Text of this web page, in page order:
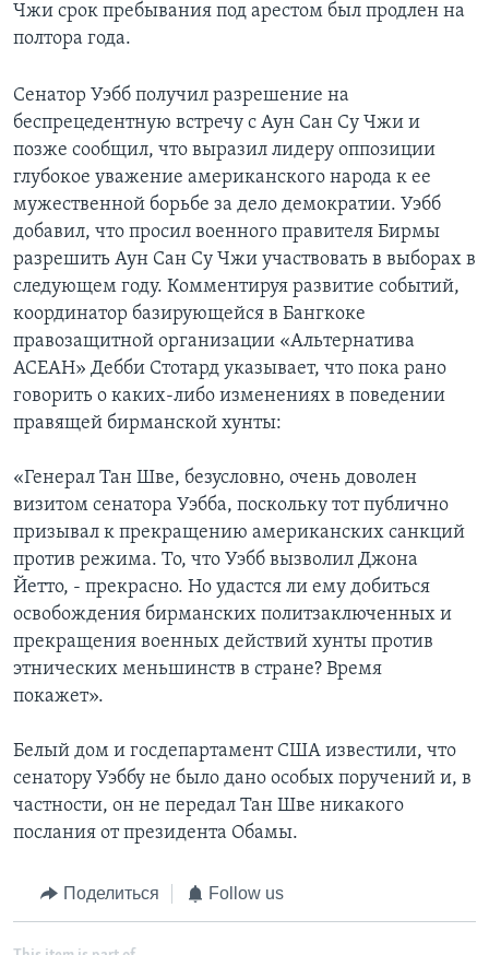
Чжи срок пребывания под арестом был продлен на
полтора года.
Сенатор Уэбб получил разрешение на
беспрецедентную встречу с Аун Сан Су Чжи и
позже сообщил, что выразил лидеру оппозиции
глубокое уважение американского народа к ее
мужественной борьбе за дело демократии. Уэбб
добавил, что просил военного правителя Бирмы
разрешить Аун Сан Су Чжи участвовать в выборах в
следующем году. Комментируя развитие событий,
координатор базирующейся в Бангкоке
правозащитной организации «Альтернатива
АСЕАН» Дебби Стотард указывает, что пока рано
говорить о каких-либо изменениях в поведении
правящей бирманской хунты:
«Генерал Тан Шве, безусловно, очень доволен
визитом сенатора Уэбба, поскольку тот публично
призывал к прекращению американских санкций
против режима. То, что Уэбб вызволил Джона
Йетто, - прекрасно. Но удастся ли ему добиться
освобождения бирманских политзаключенных и
прекращения военных действий хунты против
этнических меньшинств в стране? Время
покажет».
Белый дом и госдепартамент США известили, что
сенатору Уэббу не было дано особых поручений и, в
частности, он не передал Тан Шве никакого
послания от президента Обамы.
Поделиться Follow us